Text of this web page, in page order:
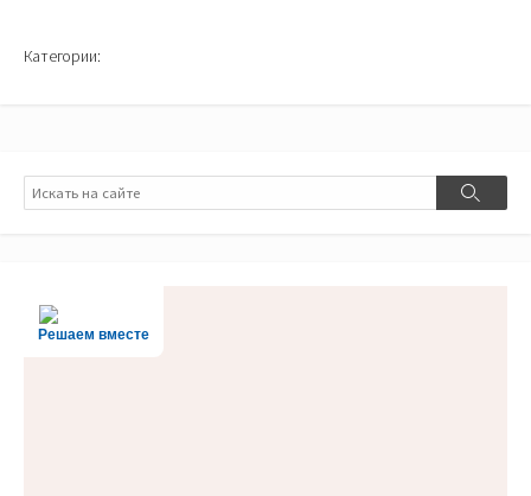
Категории:
Поиск
Поиск
Решаем вместе